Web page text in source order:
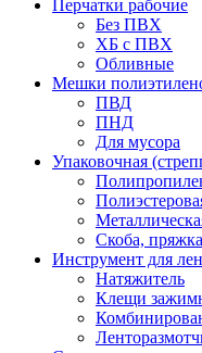
Перчатки рабочие
Без ПВХ
ХБ с ПВХ
Обливные
Мешки
ПВД
ПНД
Для мусора
Упаковочная
Скоба,
Инструмент для
Натяжитель
Клещи